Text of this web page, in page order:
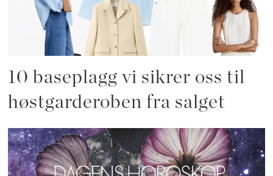
10 baseplagg vi sikrer oss til
høstgarderoben fra salget